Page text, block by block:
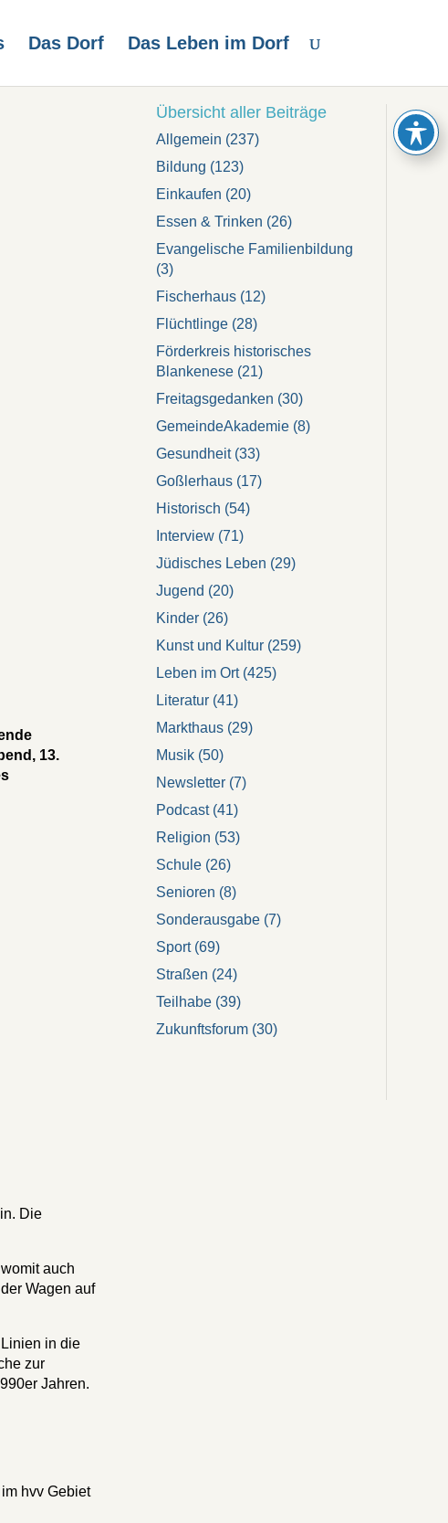
Das Dorf Das Leben im Dorf
13.
Die
auch
Wagen auf
in die
zur
Jahren.
hvv Gebiet
Übersicht aller Beiträge
Allgemein (237)
Bildung (123)
Einkaufen (20)
Essen & Trinken (26)
Evangelische Familienbildung
(3)
Fischerhaus (12)
Flüchtlinge (28)
Förderkreis historisches
Blankenese (21)
Freitagsgedanken (30)
GemeindeAkademie (8)
Gesundheit(33)
Goßlerhaus (17)
Historisch (54)
Interview (71)
Jüdisches Leben (29)
Jugend (20)
Kinder (26)
Kunst und Kultur (259)
Leben im Ort(425)
Literatur (41)
Markthaus (29)
Musik (50)
Newsletter (7)
Podcast(41)
Religion (53)
Schule (26)
Senioren (8)
Sonderausgabe (7)
Sport(69)
Straßen (24)
Teilhabe (39)
Zukunftsforum (30)